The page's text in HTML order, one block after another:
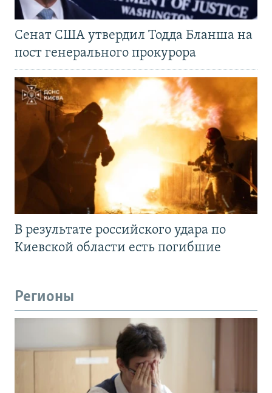
Сенат США утвердил Тодда Бланша на
пост генерального прокурора
В результате российского удара по
Киевской области есть погибшие
Регионы